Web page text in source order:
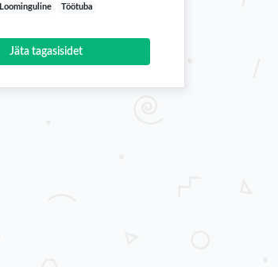
Loominguline Töötuba
Jäta tagasisidet